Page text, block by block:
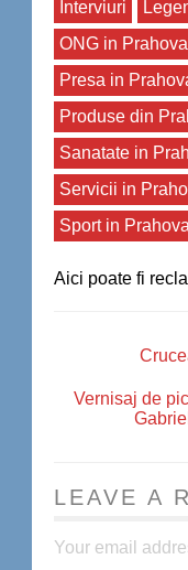
Interviuri
ONG in Prahova
Presa in
Produse din
Sanatate in
Servicii in
Sport in Prahova
Aici poate fi
Vernisaj de
LEAVE A
Your email